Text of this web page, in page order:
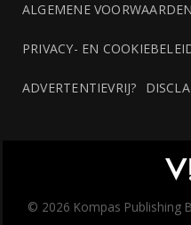
ALGEMENE VOORWAARDEN
PRIVACY- EN
ADVERTENTIEVRIJ?
© 2026 Kompas Publishing